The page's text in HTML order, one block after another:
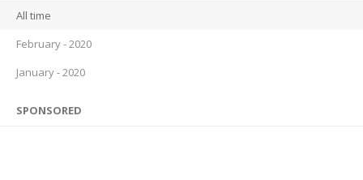
All time
February - 2020
January - 2020
SPONSORED